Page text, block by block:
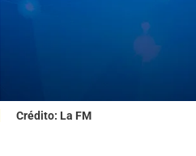
Crédito: La FM